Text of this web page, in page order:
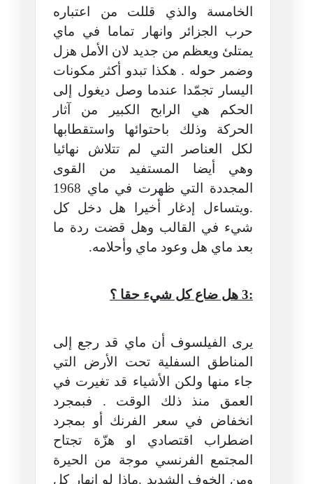
الخامسة والذي قللت من اعتباره
حرب الجزائر وانهار تماما في ماي
يمتلئ ويعظم من جديد لان الأمل هزل
وضمر حوله . هكذا تبدو أكثر مكونات
اليسار تجمّدا عندما وصل ديغول إلى
الحكم هي الرابح الكبير من آثار
الحركة وذلك باحتوائها واستقطابها
لكل العناصر التي لم تتلاش نهائيا
وهي أيضا المستفيد من القوى
المجددة التي ظهرت في ماي 1968
.ويتساءل إدغار أخيرا هل دخل كل
شيء في القالب وهل قضت ردة ما
بعد ماي هل وعود ماي وأحلامه.
:3 هل ضاع كل شيء حقا ؟
يرى الفيلسوف أن ماي قد رجع إلى
المناطق السفلية تحت الأرض التي
جاء منها ولكن الأشياء قد تغيرت في
العمق منذ ذلك الوقت . فبمجرد
انخفاض في سعر الفرنك أو بمجرد
اضطراب اقتصادي او هزّة تجتاح
المجتمع الفرنسي موجة من الحيرة
ومن الخوف الشديد .ماذا لو انهار كل